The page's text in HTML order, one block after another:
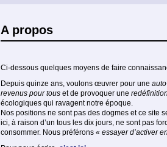
A propos
Ci-dessous quelques moyens de faire
Depuis quinze ans, voulons œuvrer pour une
revenus pour tous et de provoquer une
écologiques qui ravagent notre époque.
Nos positions ne sont pas des dogmes et ce site
ici, à raison d’un tous les dix jours, ne sont pas
consommer. Nous préférons « essayer d’activer